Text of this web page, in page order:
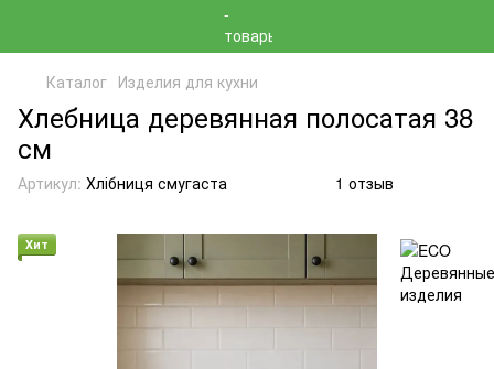
Каталог Изделия для кухни
Хлебница деревянная полосатая 38
см
Артикул: Хлібниця смугаста 1 отзыв
Хит